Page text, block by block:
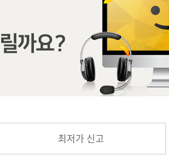
최저가 신고